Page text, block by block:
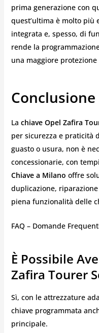
prima generazione con
quest’ultima è molto più
integrata e, spesso, di
rende la
una maggiore
Conclusione
La chiave Opel Zafira
per sicurezza e praticità
guasto o usura, non è
concessionarie, con
Chiave a Milano offre
duplicazione,
piena funzionalità delle
FAQ – Domande
È Possibile
Zafira Tourer
Sì, con le attrezzature
chiave programmata
principale.